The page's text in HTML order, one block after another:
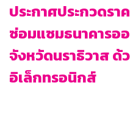
ประกาศประกวดรา
ซ่อมแซมธนาคารอ
จังหวัดนราธิวาส ด้
อิเล็กทรอนิกส์